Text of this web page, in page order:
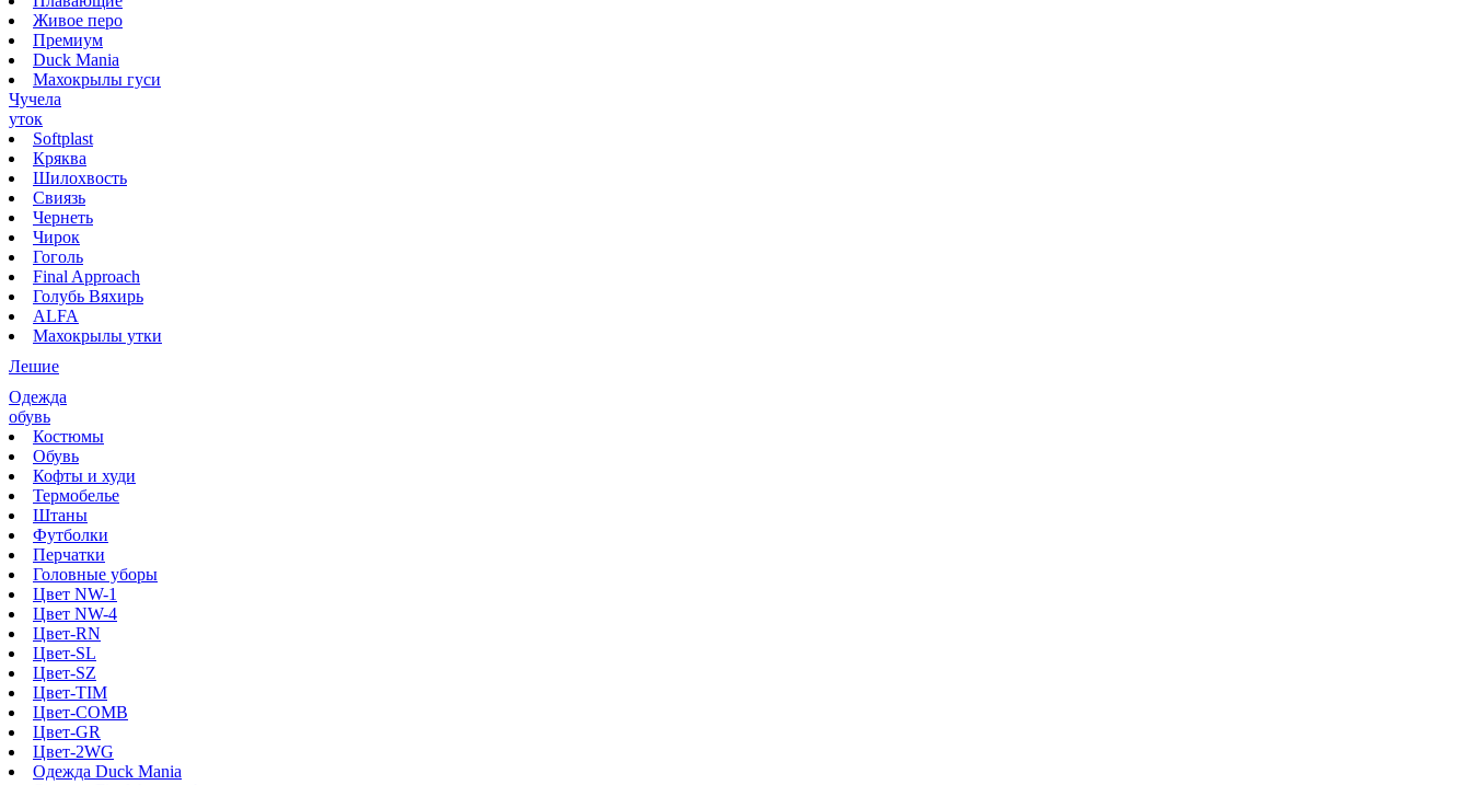
Живое перо
Премиум
Duck Mania
Махокрылы гуси
Чучела
уток
Softplast
Кряква
Шилохвость
Свиязь
Чернеть
Чирок
Гоголь
Final Approach
Голубь Вяхирь
ALFA
Махокрылы утки
Лешие
Одежда
обувь
Костюмы
Обувь
Кофты и худи
Термобелье
Штаны
Футболки
Перчатки
Головные уборы
Цвет NW-1
Цвет NW-4
Цвет-RN
Цвет-SL
Цвет-SZ
Цвет-TIM
Цвет-COMB
Цвет-GR
Цвет-2WG
Одежда Duck Mania